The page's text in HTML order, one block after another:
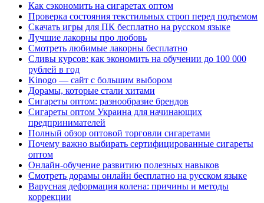
Как сэкономить на сигаретах оптом
Проверка состояния текстильных строп перед подъемом
Скачать игры для ПК бесплатно на русском языке
Лучшие лакорны про любовь
Смотреть любимые лакорны бесплатно
Сливы курсов: как экономить на обучении до 100 000
рублей в год
Kinogo — сайт с большим выбором
Дорамы, которые стали хитами
Сигареты оптом: разнообразие брендов
Сигареты оптом Украина для начинающих
предпринимателей
Полный обзор оптовой торговли сигаретами
Почему важно выбирать сертифицированные сигареты
оптом
Онлайн-обучение развитию полезных навыков
Смотреть дорамы онлайн бесплатно на русском языке
Варусная деформация колена: причины и методы
коррекции